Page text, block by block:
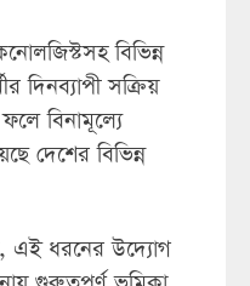
বিভিন্ন
দিনব্যাপী সক্রিয়
ফলে বিনামূল্যে
দেশের বিভিন্ন
এই ধরনের উদ্যোগ